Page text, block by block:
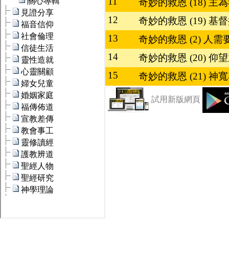
奇妙的救恩 (18) 主
12
奇妙的救恩 (19) 基
13
奇妙的救恩 (2) 人需
14
奇妙的救恩 (20) 仰
15
奇妙的救恩 (21) 神
試用新版網頁